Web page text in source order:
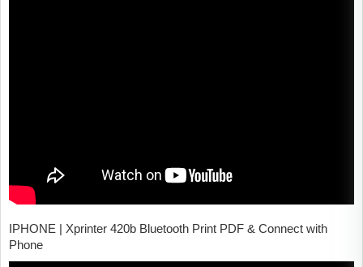
IPHONE | Xprinter 420b Bluetooth Print PDF & Connect with
Phone